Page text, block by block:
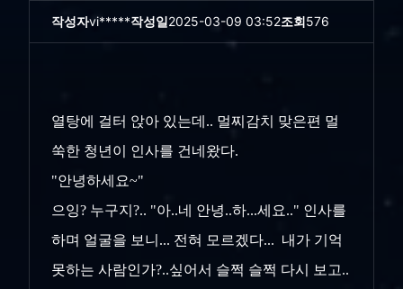
작성자vi*****작성일2025-03-09 03:52조회576
열탕에 걸터 앉아 있는데.. 멀찌감치 맞은편 멀
쑥한 청년이 인사를 건네왔다.
"안녕하세요~"
으잉? 누구지?.. "아..네 안녕..하...세요.." 인사를
하며 얼굴을 보니... 전혀 모르겠다... 내가 기억
못하는 사람인가?..싶어서 슬쩍 슬쩍 다시 보고..